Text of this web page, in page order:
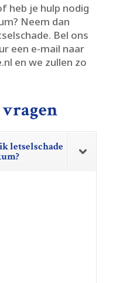
heb je hulp nodig
Neem dan
Bel ons
een e-mail naar
en we zullen zo
vragen
letselschade